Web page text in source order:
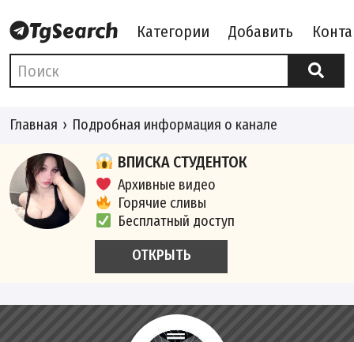
Категории Добавить
Главная Подробная информация о канале
ВПИСКА СТУДЕНТОК
Архивные видео
Горячие сливы
Бесплатный доступ
ОТКРЫТЬ